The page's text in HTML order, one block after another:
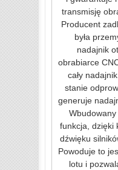
transmisję
Producent
była
nadajnik
obrabiarce
cały
stanie
generuje
funkcja, dzięki
dźwięku
Powoduje to
lotu i